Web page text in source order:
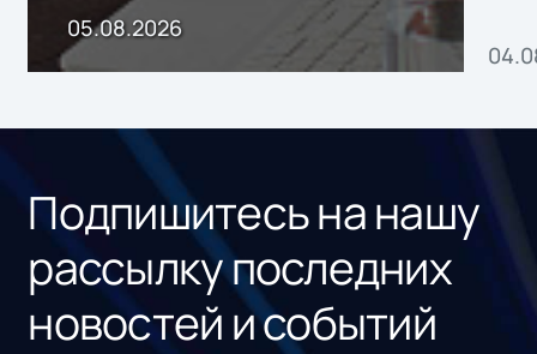
05.08.2026
Подпишитесь на нашу
рассылку последних
новостей и событий